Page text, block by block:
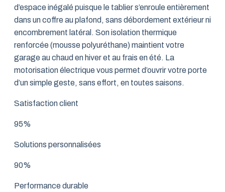
d’espace inégalé puisque le tablier s’enroule entièrement
dans un coffre au plafond, sans débordement extérieur ni
encombrement latéral. Son isolation thermique
renforcée (mousse polyuréthane) maintient votre
garage au chaud en hiver et au frais en été. La
motorisation électrique vous permet d’ouvrir votre porte
d’un simple geste, sans effort, en toutes saisons.
Satisfaction client
95%
Solutions personnalisées
90%
Performance durable